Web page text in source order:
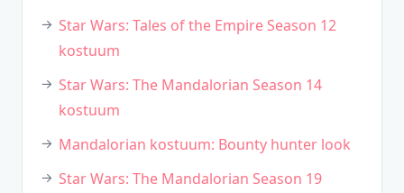
Star Wars: Tales of the Empire Season 12
kostuum
Star Wars: The Mandalorian Season 14
kostuum
Mandalorian kostuum: Bounty hunter look
Star Wars: The Mandalorian Season 19